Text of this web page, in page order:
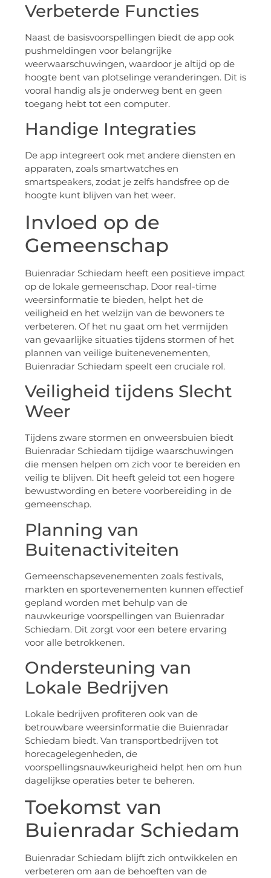
Verbeterde Functies
Naast de basisvoorspellingen biedt de app ook
pushmeldingen voor belangrijke
weerwaarschuwingen, waardoor je altijd op de
hoogte bent van plotselinge veranderingen. Dit is
vooral handig als je onderweg bent en geen
toegang hebt tot een computer.
Handige Integraties
De app integreert ook met andere diensten en
apparaten, zoals smartwatches en
smartspeakers, zodat je zelfs handsfree op de
hoogte kunt blijven van het weer.
Invloed op de
Gemeenschap
Buienradar Schiedam heeft een positieve impact
op de lokale gemeenschap. Door real-time
weersinformatie te bieden, helpt het de
veiligheid en het welzijn van de bewoners te
verbeteren. Of het nu gaat om het vermijden
van gevaarlijke situaties tijdens stormen of het
plannen van veilige buitenevenementen,
Buienradar Schiedam speelt een cruciale rol.
Veiligheid tijdens Slecht
Weer
Tijdens zware stormen en onweersbuien biedt
Buienradar Schiedam tijdige waarschuwingen
die mensen helpen om zich voor te bereiden en
veilig te blijven. Dit heeft geleid tot een hogere
bewustwording en betere voorbereiding in de
gemeenschap.
Planning van
Buitenactiviteiten
Gemeenschapsevenementen zoals festivals,
markten en sportevenementen kunnen effectief
gepland worden met behulp van de
nauwkeurige voorspellingen van Buienradar
Schiedam. Dit zorgt voor een betere ervaring
voor alle betrokkenen.
Ondersteuning van
Lokale Bedrijven
Lokale bedrijven profiteren ook van de
betrouwbare weersinformatie die Buienradar
Schiedam biedt. Van transportbedrijven tot
horecagelegenheden, de
voorspellingsnauwkeurigheid helpt hen om hun
dagelijkse operaties beter te beheren.
Toekomst van
Buienradar Schiedam
Buienradar Schiedam blijft zich ontwikkelen en
verbeteren om aan de behoeften van de